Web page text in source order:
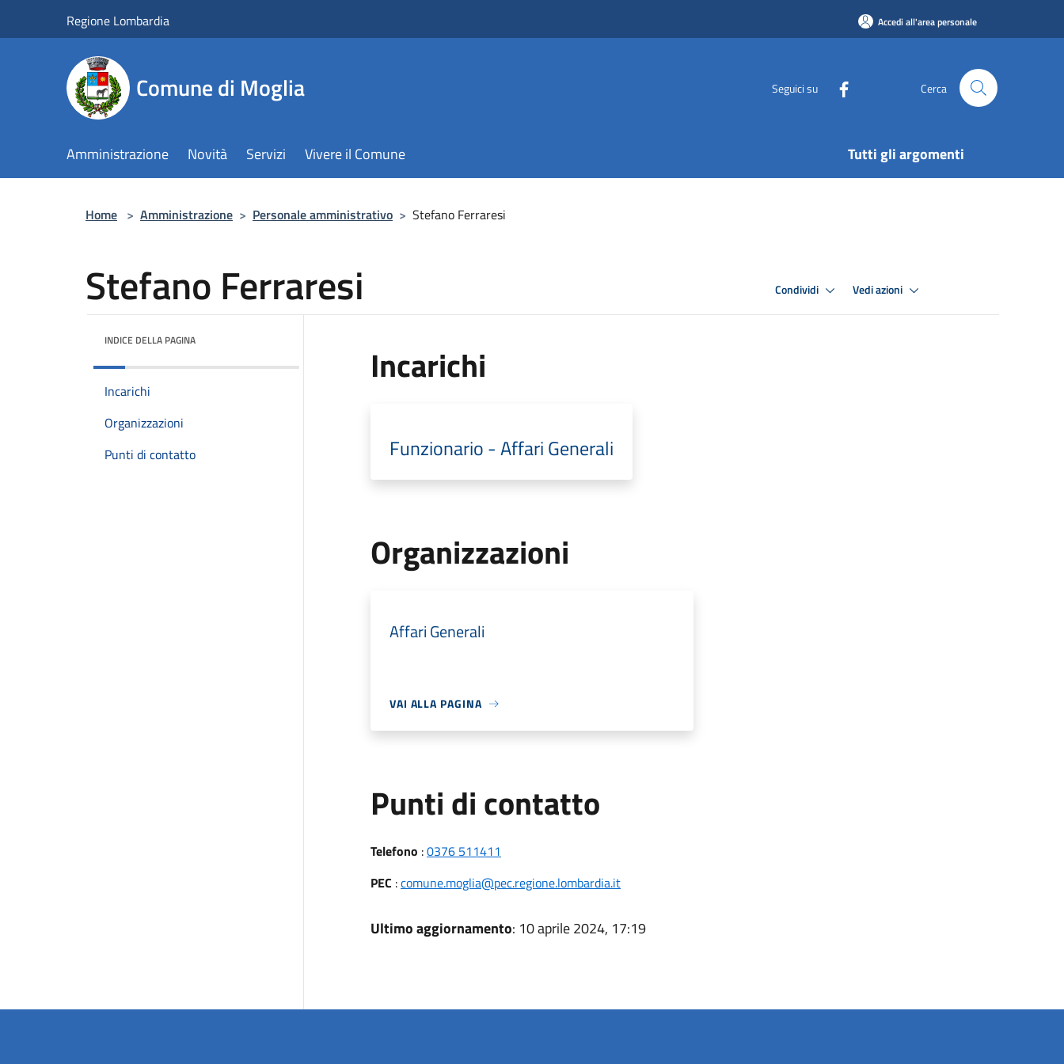
Regione Lombardia Accedi all'area personale
Comune di Moglia Seguici su Cerca
Amministrazione Novità Servizi Vivere il Comune Tutti gli argomenti
Home > Amministrazione > Personale amministrativo > Stefano Ferraresi
Stefano Ferraresi Condividi Vedi azioni
INDICE DELLA PAGINA
Incarichi
Organizzazioni
Punti di contatto
Incarichi
Funzionario - Affari Generali
Organizzazioni
Affari Generali
VAI ALLA PAGINA
Punti di contatto
Telefono :0376 511411
PEC :comune.moglia@pec.regione.lombardia.it
Ultimo aggiornamento: 10 aprile 2024, 17:19